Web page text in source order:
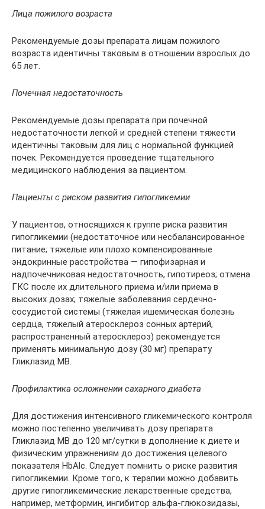
Лица пожилого возраста
Рекомендуемые дозы препарата лицам пожилого
возраста идентичны таковым в отношении взрослых до
65 лет.
Почечная недостаточность
Рекомендуемые дозы препарата при почечной
недостаточности легкой и средней степени тяжести
идентичны таковым для лиц с нормальной функцией
почек. Рекомендуется проведение тщательного
медицинского наблюдения за пациентом.
Пациенты с риском развития гипогликемии
У пациентов, относящихся к группе риска развития
гипогликемии (недостаточное или несбалансированное
питание; тяжелые или плохо компенсированные
эндокринные расстройства — гипофизарная и
надпочечниковая недостаточность, гипотиреоз; отмена
ГКС после их длительного приема и/или приема в
высоких дозах; тяжелые заболевания сердечно-
сосудистой системы (тяжелая ишемическая болезнь
сердца, тяжелый атеросклероз сонных артерий,
распространенный атеросклероз) рекомендуется
применять минимальную дозу (30 мг) препарату
Гликлазид МВ.
Профилактика осложнении сахарного диабета
Для достижения интенсивного гликемического контроля
можно постепенно увеличивать дозу препарата
Гликлазид МВ до 120 мг/сутки в дополнение к диете и
физическим упражнениям до достижения целевого
показателя HbAlc. Следует помнить о риске развития
гипогликемии. Кроме того, к терапии можно добавить
другие гипогликемические лекарственные средства,
например, метформин, ингибитор альфа-глюкозидазы,